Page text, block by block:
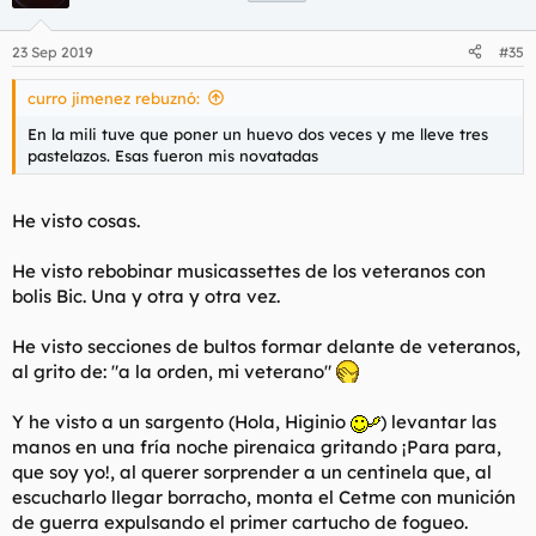
e
s
23 Sep 2019 #35
curro jimenez rebuznó:
En la mili tuve que poner un huevo dos veces y me lleve tres
pastelazos. Esas fueron mis novatadas
He visto cosas.
He visto rebobinar musicassettes de los veteranos con
bolis Bic. Una y otra y otra vez.
He visto secciones de bultos formar delante de veteranos,
al grito de: "a la orden, mi veterano"
Y he visto a un sargento (Hola, Higinio
) levantar las
manos en una fría noche pirenaica gritando ¡Para para,
que soy yo!, al querer sorprender a un centinela que, al
escucharlo llegar borracho, monta el Cetme con munición
de guerra expulsando el primer cartucho de fogueo.